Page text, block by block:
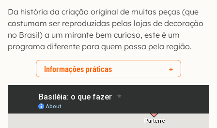
Da história da criação original de muitas peças (que
costumam ser reproduzidas pelas lojas de decoração
no Brasil) a um mirante bem curioso, este é um
programa diferente para quem passa pela região.
Informações práticas